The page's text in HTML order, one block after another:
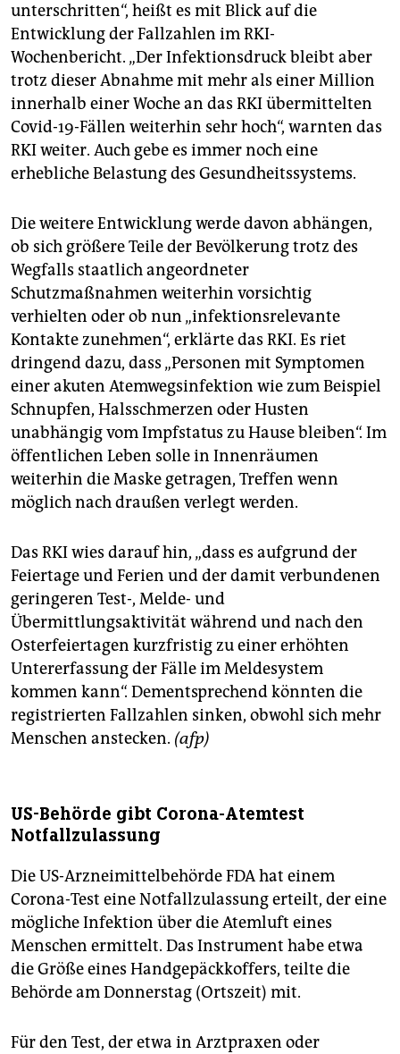
unterschritten“, heißt es mit Blick auf die
Entwicklung der Fallzahlen im RKI-
Wochenbericht. „Der Infektionsdruck bleibt aber
trotz dieser Abnahme mit mehr als einer Million
innerhalb einer Woche an das RKI übermittelten
Covid-19-Fällen weiterhin sehr hoch“, warnten das
RKI weiter. Auch gebe es immer noch eine
erhebliche Belastung des Gesundheitssystems.
Die weitere Entwicklung werde davon abhängen,
ob sich größere Teile der Bevölkerung trotz des
Wegfalls staatlich angeordneter
Schutzmaßnahmen weiterhin vorsichtig
verhielten oder ob nun „infektionsrelevante
Kontakte zunehmen“, erklärte das RKI. Es riet
dringend dazu, dass „Personen mit Symptomen
einer akuten Atemwegsinfektion wie zum Beispiel
Schnupfen, Halsschmerzen oder Husten
unabhängig vom Impfstatus zu Hause bleiben“. Im
öffentlichen Leben solle in Innenräumen
weiterhin die Maske getragen, Treffen wenn
möglich nach draußen verlegt werden.
Das RKI wies darauf hin, „dass es aufgrund der
Feiertage und Ferien und der damit verbundenen
geringeren Test-, Melde- und
Übermittlungsaktivität während und nach den
Osterfeiertagen kurzfristig zu einer erhöhten
Untererfassung der Fälle im Meldesystem
kommen kann“. Dementsprechend könnten die
registrierten Fallzahlen sinken, obwohl sich mehr
Menschen anstecken. (afp)
US-Behörde gibt Corona-Atemtest
Notfallzulassung
Die US-Arzneimittelbehörde FDA hat einem
Corona-Test eine Notfallzulassung erteilt, der eine
mögliche Infektion über die Atemluft eines
Menschen ermittelt. Das Instrument habe etwa
die Größe eines Handgepäckkoffers, teilte die
Behörde am Donnerstag (Ortszeit) mit.
Für den Test, der etwa in Arztpraxen oder